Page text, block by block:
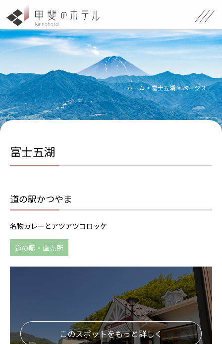
ホーム>富士五湖>ページ 3
富士五湖
道の駅かつやま
名物カレーとアツアツコロッケ
道の駅・直売所
このスポットをもっと詳しく